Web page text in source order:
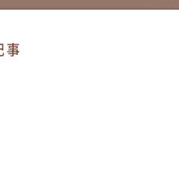
ィ！～ やすとものいたっ
事